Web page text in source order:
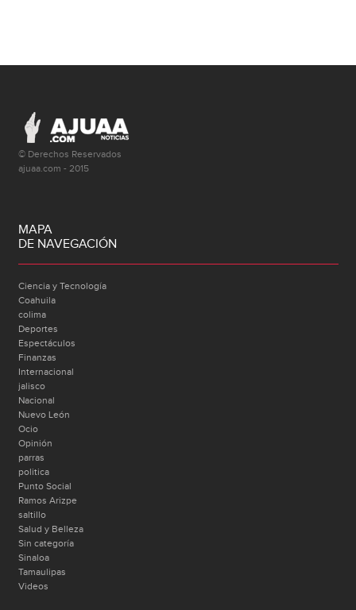
© Derechos Reservados
ajuaa.com - 2015
MAPA
DE NAVEGACIÓN
Ciencia y Tecnología
Coahuila
colima
Deportes
Espectáculos
Finanzas
Internacional
jalisco
Nacional
Nuevo León
Ocio
Opinión
parras
politica
Punto Social
Ramos Arizpe
saltillo
Salud y Belleza
Sin categoría
Sinaloa
Tamaulipas
Videos